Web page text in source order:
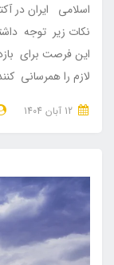
اسلامی ایران در
نکات زیر توجه
این فرصت برای
لازم را همرسانی